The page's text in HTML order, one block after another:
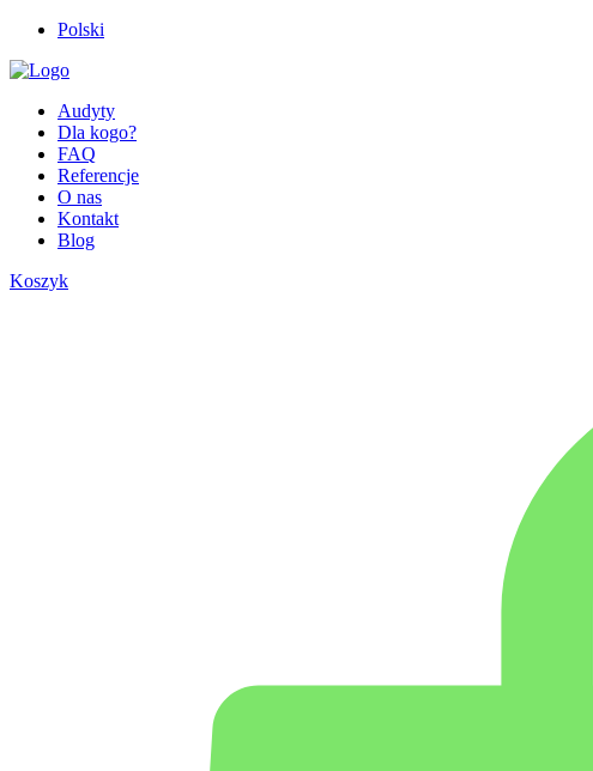
Polski
Audyty
Dla kogo?
FAQ
Referencje
O nas
Kontakt
Blog
Koszyk